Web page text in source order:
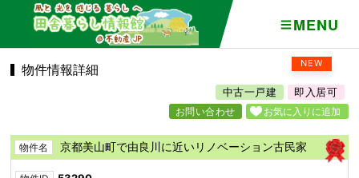
MENU
NEW
物件情報詳細
中古一戸建 即入居可
お気に入りに追加
お問い合わせ
物件名 京都美山町で由良川に近いリノベーション古民家